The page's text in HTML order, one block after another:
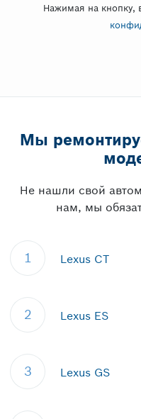
Нажимая на кнопку,
Мы
Не нашли свой
нам, мы
1 Lexus CT
2 Lexus ES
3 Lexus GS